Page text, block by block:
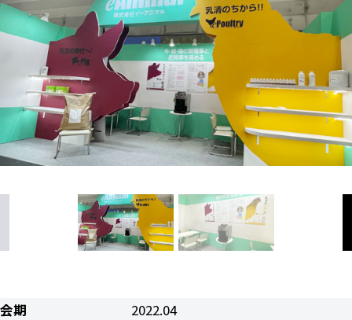
会期 2022.04